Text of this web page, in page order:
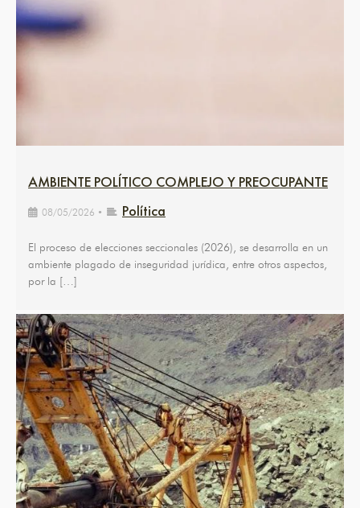
AMBIENTE POLÍTICO COMPLEJO Y PREOCUPANTE
08/05/2026 • Política
El proceso de elecciones seccionales (2026), se desarrolla en un
ambiente plagado de inseguridad jurídica, entre otros aspectos,
por la […]